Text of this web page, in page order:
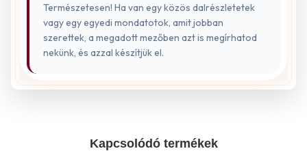
Természetesen! Ha van egy közös dalrészletetek
vagy egy egyedi mondatotok, amit jobban
szerettek, a megadott mezőben azt is megírhatod
nekünk, és azzal készítjük el.
Kapcsolódó termékek